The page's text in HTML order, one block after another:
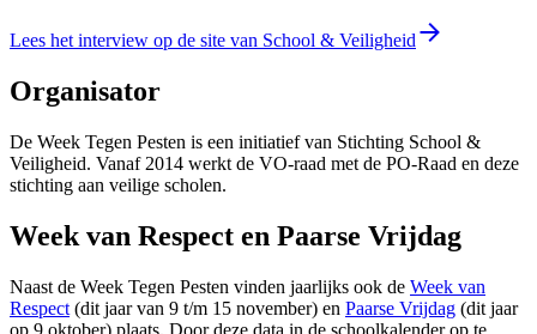
Lees het interview op de site van School & Veiligheid
Organisator
De Week Tegen Pesten is een initiatief van Stichting School &
Veiligheid. Vanaf 2014 werkt de VO-raad met de PO-Raad en deze
stichting aan veilige scholen.
Week van Respect en Paarse Vrijdag
Naast de Week Tegen Pesten vinden jaarlijks ook de Week van
Respect (dit jaar van 9 t/m 15 november) en Paarse Vrijdag (dit jaar
op 9 oktober) plaats. Door deze data in de schoolkalender op te